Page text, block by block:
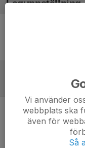
Laguppställning
Vi använder
webbplats ska
även för
Så